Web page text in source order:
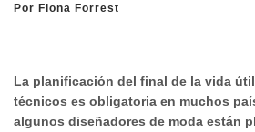
Por Fiona Forrest
La planificación del final de la vida
técnicos es obligatoria en muchos
algunos diseñadores de moda están